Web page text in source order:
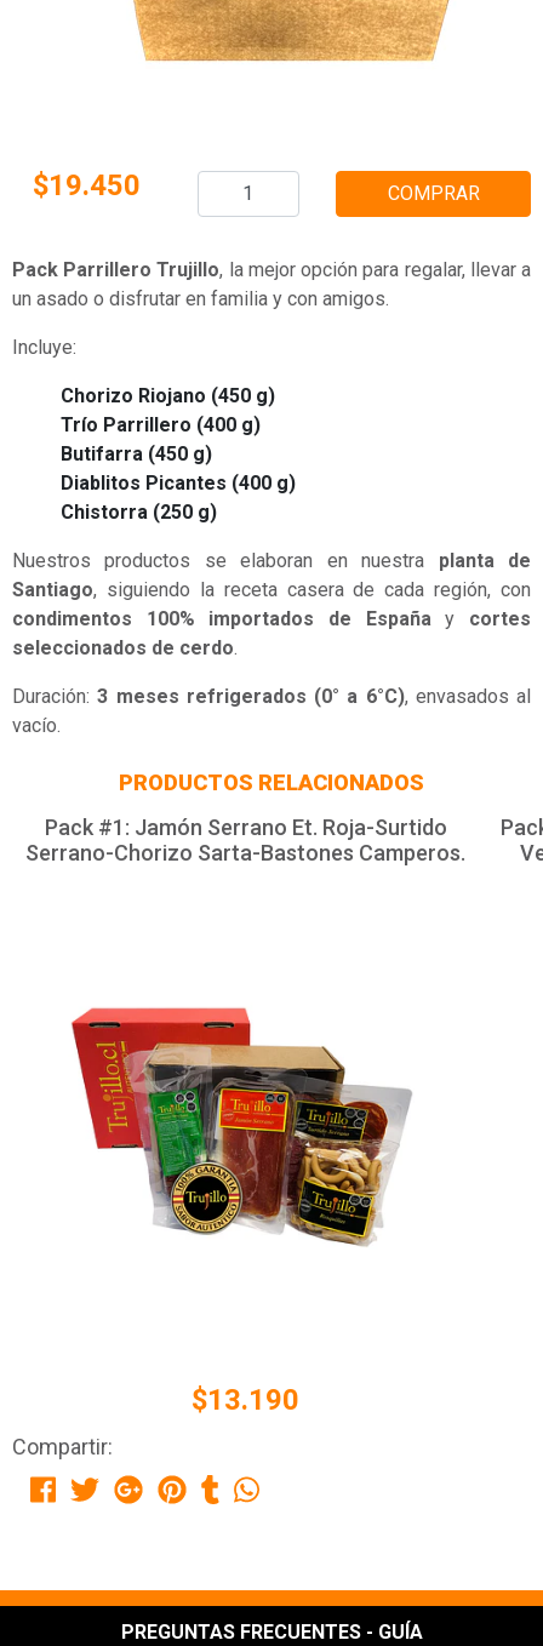
$19.450 COMPRAR
Pack Parrillero Trujillo, la mejor opción para regalar, llevar a
un asado o disfrutar en familia y con amigos.
Incluye:
Chorizo Riojano (450 g)
Trío Parrillero (400 g)
Butifarra (450 g)
Diablitos Picantes (400 g)
Chistorra (250 g)
Nuestros productos se elaboran en nuestra planta de
Santiago, siguiendo la receta casera de cada región, con
condimentos 100% importados de Españay cortes
seleccionados de cerdo.
Duración:3 meses refrigerados (0° a 6°C), envasados al
vacío.
PRODUCTOS RELACIONADOS
Pack #1: Jamón Serrano Et. Roja-Surtido
Serrano-Chorizo Sarta-Bastones Camperos.
$13.190
Compartir:
PREGUNTAS FRECUENTES - GUÍA